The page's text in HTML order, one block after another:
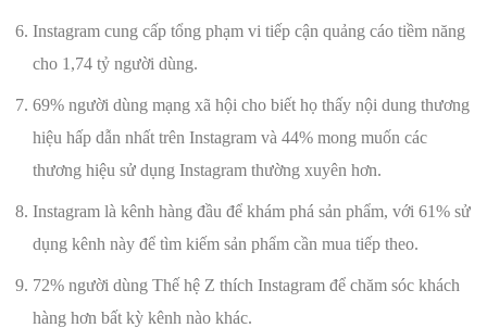
Instagram cung cấp tổng phạm vi tiếp cận quảng cáo tiềm năng
cho 1,74 tỷ người dùng.
69% người dùng mạng xã hội cho biết họ thấy nội dung thương
hiệu hấp dẫn nhất trên Instagram và 44% mong muốn các
thương hiệu sử dụng Instagram thường xuyên hơn.
Instagram là kênh hàng đầu để khám phá sản phẩm, với 61% sử
dụng kênh này để tìm kiếm sản phẩm cần mua tiếp theo.
72% người dùng Thế hệ Z thích Instagram để chăm sóc khách
hàng hơn bất kỳ kênh nào khác.